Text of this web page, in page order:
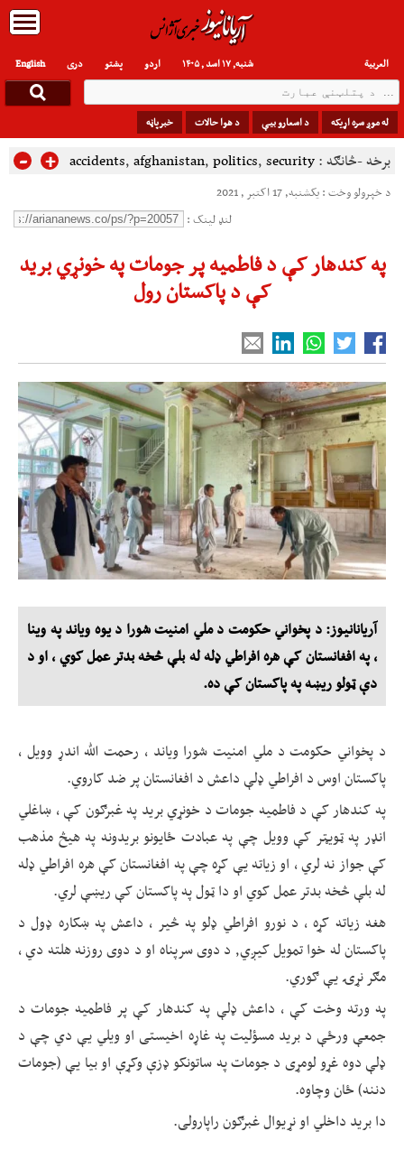
English دری پشتو العربیة اردو شنبه, ۱۷ اسد , ۱۴۰۵
له موږ سره اړیکه د اسعارو بیې د هوا حالات خبرپاڼه
برخه -څانګه : accidents, afghanistan, politics, security
- +
د خپرولو وخت : یکشنبه, 17 اکتبر , 2021
لنډ لینک :
په کندهار کې د فاطمیه پر جومات په خونړي برید
کې د پاکستان رول
آریانانیوز: د پخواني حکومت د ملي امنیت شورا د یوه ویاند په وینا
، په افغانستان کې هره افراطي ډله له بلې څخه بدتر عمل کوي ، او د
دې ټولو ریښه په پاکستان کې ده.
د پخواني حکومت د ملي امنیت شورا ویاند ، رحمت الله اندړ وویل ،
پاکستان اوس د افراطي ډلې داعش د افغانستان پر ضد کاروي.
په کندهار کې د فاطمیه جومات د خونړي برید په غبرګون کې ، ښاغلي
انډر په ټویټر کې وویل چې په عبادت ځایونو بریدونه په هیڅ مذهب
کې جواز نه لري ، او زیاته یې کړه چې په افغانستان کې هره افراطي ډله
له بلې څخه بدتر عمل کوي او دا ټول په پاکستان کې ریښې لري.
هغه زیاته کړه ، د نورو افراطي ډلو په څیر ، داعش په ښکاره ډول د
پاکستان له خوا تمویل کیږي, د دوی سرپناه او د دوی روزنه هلته دي ،
مګر نړۍ یې ګوري.
په ورته وخت کې ، داعش ډلې په کندهار کې پر فاطمیه جومات د
جمعې ورځې د برید مسؤلیت په غاړه اخیستی او ویلي یې دي چې د
ډلې دوه غړو لومړی د جومات په ساتونکو ډزې وکړې او بیا یې (جومات
دننه) ځان وچاوه.
دا برید داخلي او نړیوال غبرګون راپارولی.